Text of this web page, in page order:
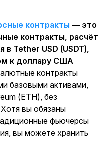
контракты — это
контракты, расчёт
Tether USD (USDT),
к доллару США
контракты
базовыми активами,
(ETH), без
вы обязаны
фьючерсы
вы можете хранить